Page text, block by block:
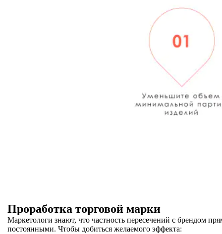
Проработка торговой марки
Маркетологи знают, что частность пересечений с брендом
постоянными. Чтобы добиться желаемого эффекта: